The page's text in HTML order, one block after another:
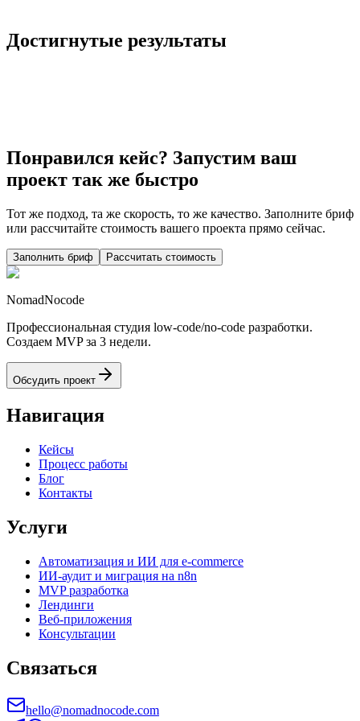
Достигнутые результаты
Понравился кейс? Запустим ваш
проект так же быстро
Тот же подход, та же скорость, то же качество. Заполните бриф
или рассчитайте стоимость вашего проекта прямо сейчас.
Заполнить бриф Рассчитать стоимость
NomadNocode
Профессиональная студия low-code/no-code разработки.
Создаем MVP за 3 недели.
Обсудить проект
Навигация
Кейсы
Процесс работы
Блог
Контакты
Услуги
Автоматизация и ИИ для e-commerce
ИИ-аудит и миграция на n8n
MVP разработка
Лендинги
Веб-приложения
Консультации
Связаться
hello@nomadnocode.com